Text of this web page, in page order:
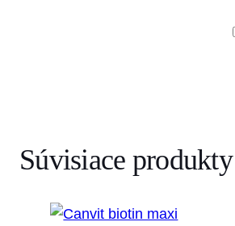
Súvisiace produkty